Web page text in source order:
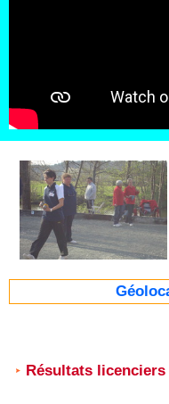
Résultats licenciers